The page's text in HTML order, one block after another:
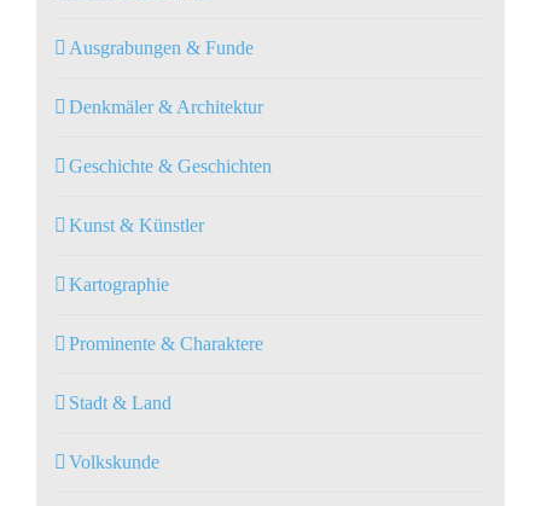
Ausgrabungen & Funde
Denkmäler & Architektur
Geschichte & Geschichten
Kunst & Künstler
Kartographie
Prominente & Charaktere
Stadt & Land
Volkskunde